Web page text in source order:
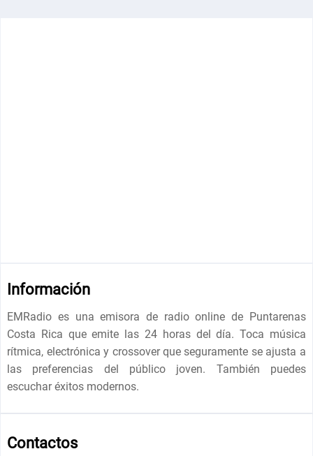
Información
EMRadio es una emisora de radio online de Puntarenas
Costa Rica que emite las 24 horas del día. Toca música
rítmica, electrónica y crossover que seguramente se ajusta a
las preferencias del público joven. También puedes
escuchar éxitos modernos.
Contactos